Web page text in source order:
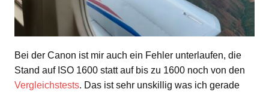
Bei der Canon ist mir auch ein Fehler unterlaufen, die
Stand auf ISO 1600 statt auf bis zu 1600 noch von den
Vergleichstests. Das ist sehr unskillig was ich gerade